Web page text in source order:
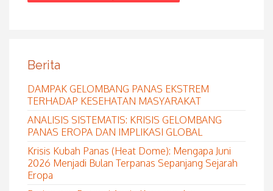
Berita
DAMPAK GELOMBANG PANAS EKSTREM
TERHADAP KESEHATAN MASYARAKAT
ANALISIS SISTEMATIS: KRISIS GELOMBANG
PANAS EROPA DAN IMPLIKASI GLOBAL
Krisis Kubah Panas (Heat Dome): Mengapa Juni
2026 Menjadi Bulan Terpanas Sepanjang Sejarah
Eropa